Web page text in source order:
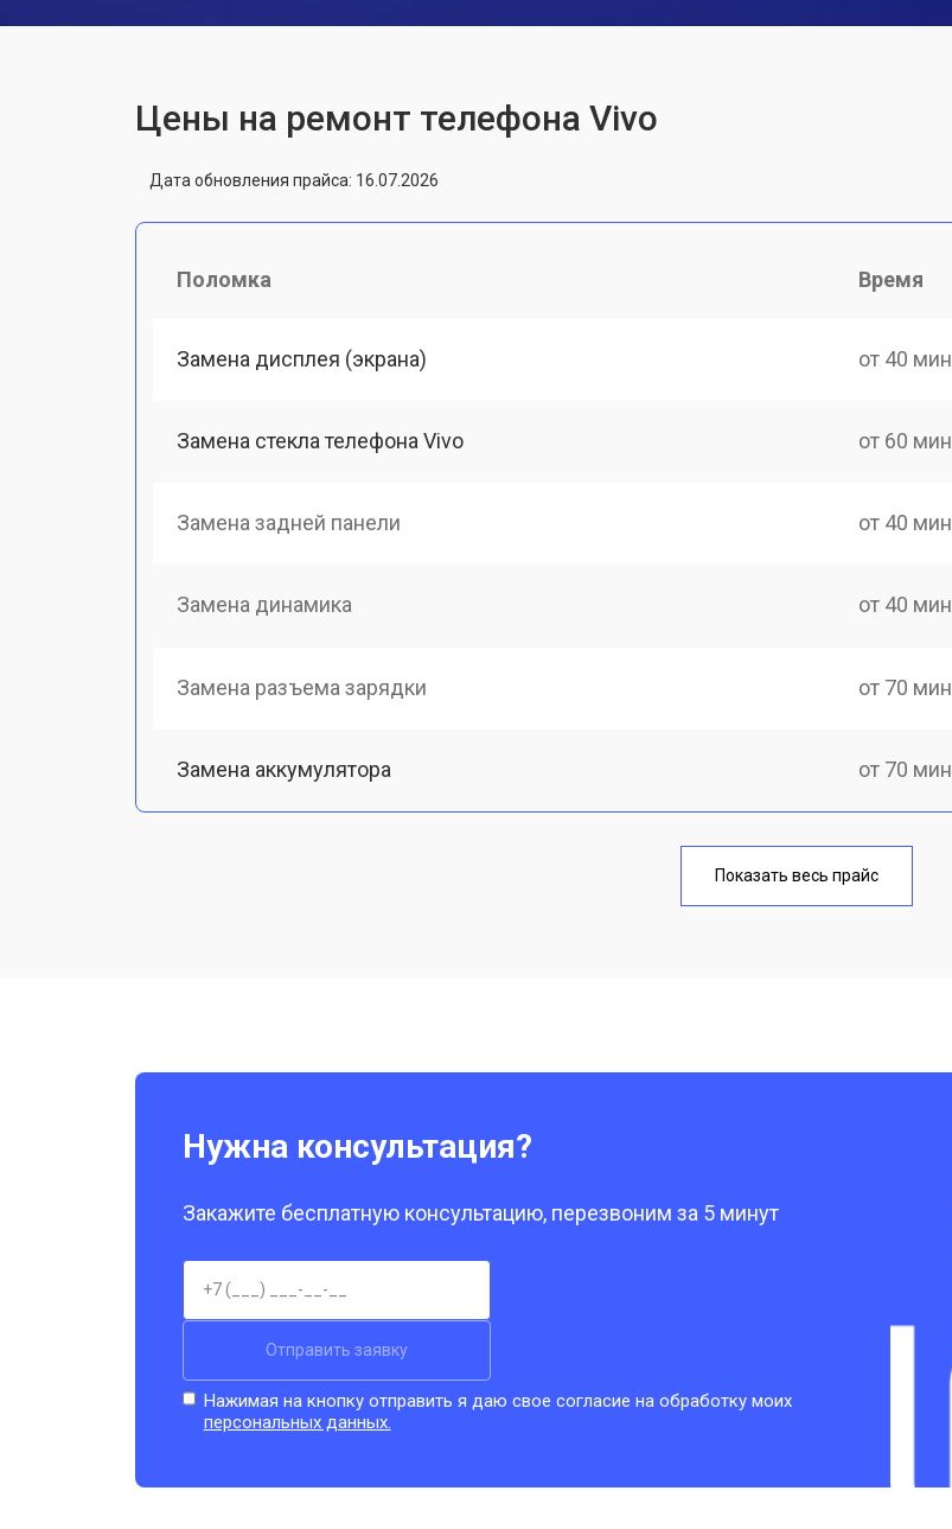
Цены на ремонт телефона Vivo
Дата обновления прайса: 16.07.2026
Поломка Время
Замена дисплея (экрана) от 40 мин
Замена стекла телефона Vivo от 60 мин
Замена задней панели от 40 мин
Замена динамика от 40 мин
Замена разъема зарядки от 70 мин
Замена аккумулятора от 70 мин
от 40 мин
Показать весь прайс
Нужна консультация?
Закажите бесплатную консультацию, перезвоним за 5 минут
Отправить заявку
Нажимая на кнопку отправить я даю свое согласие на обработку моих
персональных данных.